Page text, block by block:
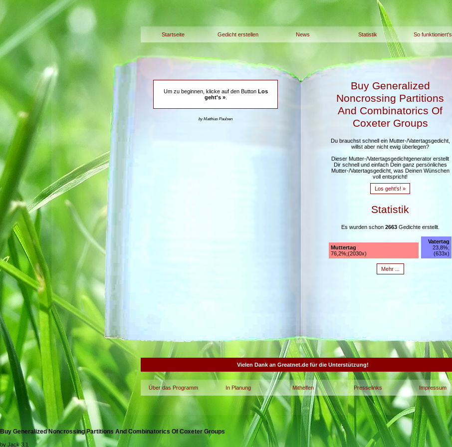
Startseite Gedicht erstellen News Statistik So funktioniert's
Um zu beginnen, klicke auf den Button Los
geht's ».
by Matthias Paulsen
Buy Generalized
Noncrossing Partitions
And Combinatorics Of
Coxeter Groups
Du brauchst schnell ein Mutter-/Vatertagsgedicht,
willst aber nicht ewig überlegen?
Dieser Mutter-/Vatertagsgedichtgenerator erstellt
Dir schnell und einfach Dein ganz persönliches
Mutter-/Vatertagsgedicht, was Deinen Wünschen
voll entspricht!
Los geht's! »
Statistik
Es wurden schon 2663Gedichte erstellt.
Muttertag
76,2%;(2030x)
Vatertag
23,8%;
(633x)
Mehr ...
Vielen Dank an Greatnet.de für die Unterstützung!
Über das Programm In Planung Mithelfen Presselinks Impressum
Buy Generalized Noncrossing Partitions And Combinatorics Of Coxeter Groups
by Jack 3.1